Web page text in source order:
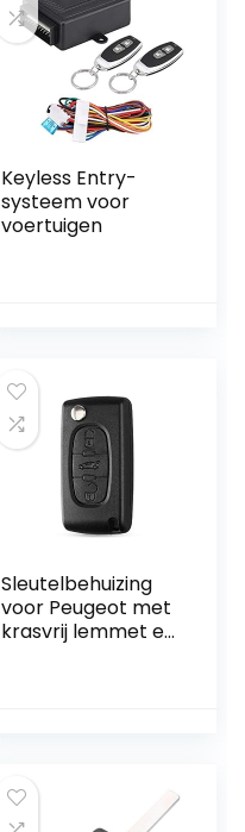
Keyless Entry-
systeem voor
voertuigen
Sleutelbehuizing
voor Peugeot met
krasvrij lemmet en